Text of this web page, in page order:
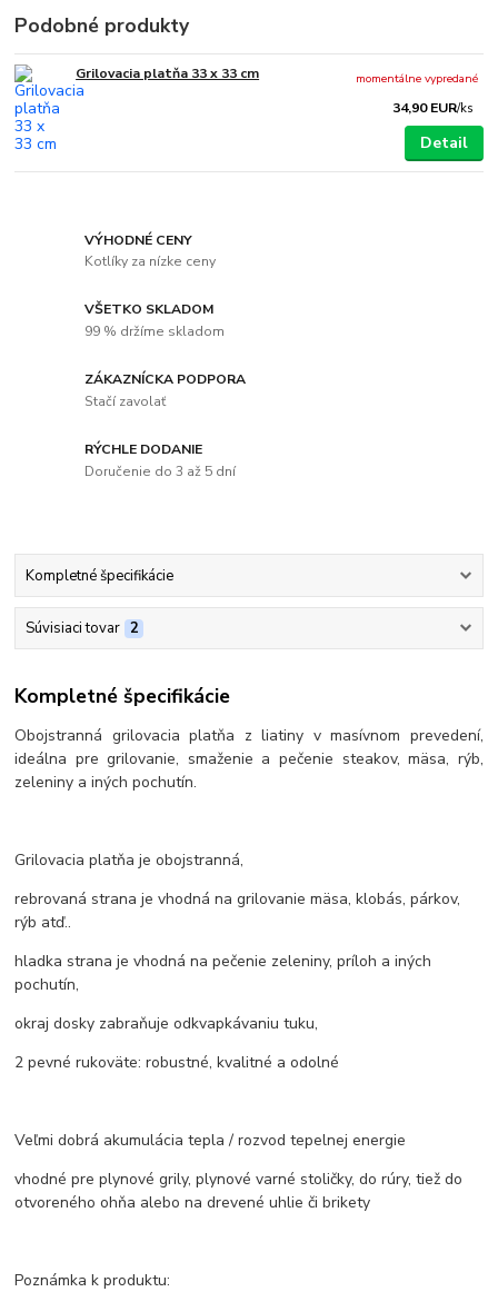
Podobné produkty
Grilovacia platňa 33 x 33 cm
34,90 EUR/ks
momentálne vypredané
Detail
VÝHODNÉ CENY
Kotlíky za nízke ceny
VŠETKO SKLADOM
99 % držíme skladom
ZÁKAZNÍCKA PODPORA
Stačí zavolať
RÝCHLE DODANIE
Doručenie do 3 až 5 dní
Kompletné špecifikácie
Súvisiaci tovar 2
Kompletné špecifikácie
Obojstranná grilovacia platňa z liatiny v masívnom prevedení,
ideálna pre grilovanie, smaženie a pečenie steakov, mäsa, rýb,
zeleniny a iných pochutín.
Grilovacia platňa je obojstranná,
rebrovaná strana je vhodná na grilovanie mäsa, klobás, párkov,
rýb atď..
hladka strana je vhodná na pečenie zeleniny, príloh a iných
pochutín,
okraj dosky zabraňuje odkvapkávaniu tuku,
2 pevné rukoväte: robustné, kvalitné a odolné
Veľmi dobrá akumulácia tepla / rozvod tepelnej energie
vhodné pre plynové grily, plynové varné stoličky, do rúry, tiež do
otvoreného ohňa alebo na drevené uhlie či brikety
Poznámka k produktu: